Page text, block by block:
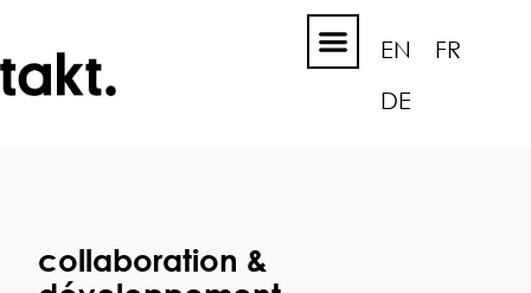
EN
FR
DE
collaboration &